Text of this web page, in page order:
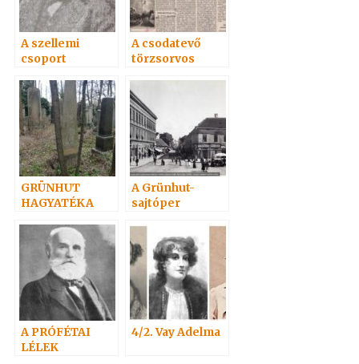
A szellemi
csoport
A csodatevő
törzsorvos
GRÜNHUT
HAGYATÉKA
A Grünhut-
sajtóper
A PRÓFÉTAI
LÉLEK
4/2. Vay Adelma